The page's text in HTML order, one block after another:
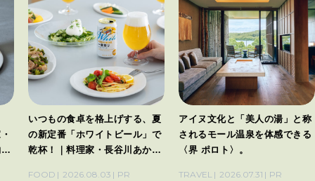
いつもの食卓を格上げする、夏
の新定番「ホワイトビール」で
乾杯！｜料理家・長谷川あかり
FOOD
2026.08.03 PR
アイヌ文化と「美人の湯」と称
されるモール温泉を体感できる
〈界 ポロト〉。
TRAVEL 2026.07.31 PR